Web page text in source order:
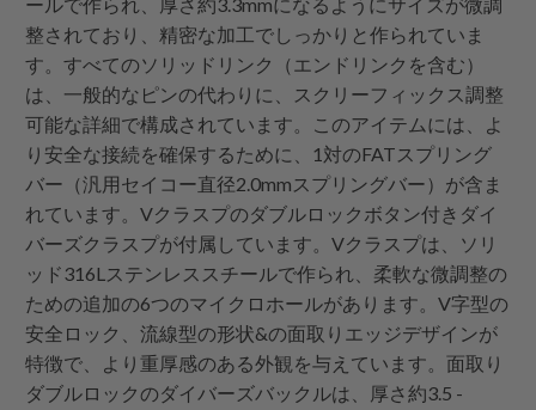
整されており、精密な加工でしっかりと作られていま
す。すべてのソリッドリンク（エンドリンクを含む）
は、一般的なピンの代わりに、スクリーフィックス調整
可能な詳細で構成されています。このアイテムには、よ
り安全な接続を確保するために、1対のFATスプリング
バー（汎用セイコー直径2.0mmスプリングバー）が含ま
れています。Vクラスプのダブルロックボタン付きダイ
バーズクラスプが付属しています。Vクラスプは、ソリ
ッド316Lステンレススチールで作られ、柔軟な微調整の
ための追加の6つのマイクロホールがあります。V字型の
安全ロック、流線型の形状&の面取りエッジデザインが
特徴で、より重厚感のある外観を与えています。面取り
ダブルロックのダイバーズバックルは、厚さ約3.5 -